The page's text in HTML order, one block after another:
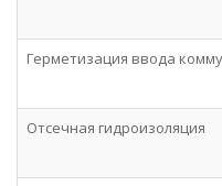
Герметизация ввода
Отсечная гидроизоляция